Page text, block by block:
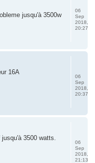
jusqu'à 3500w
06
Sep
2018,
20:27
16A
06
Sep
2018,
20:37
3500 watts.
06
Sep
2018,
21:13